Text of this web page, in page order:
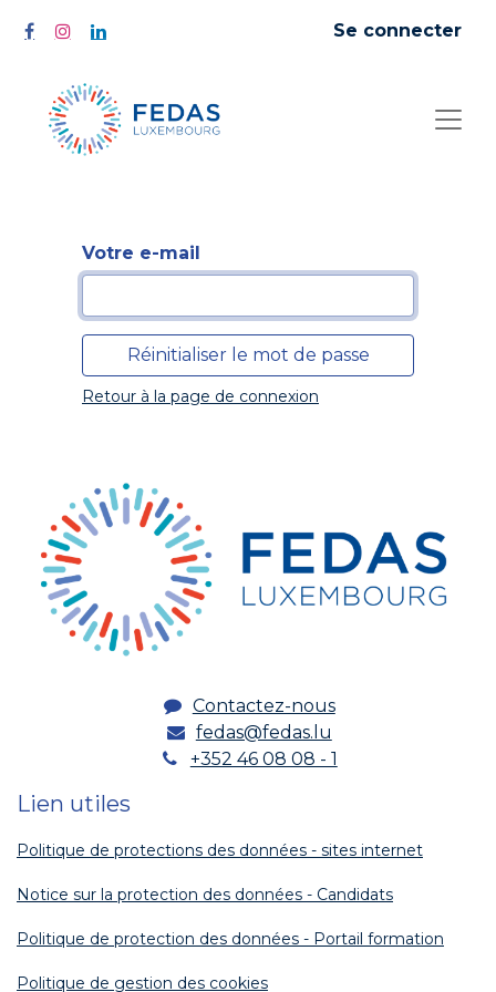
Se connecter
Votre e-mail
Réinitialiser le mot de passe
Retour à la page de connexion
Contactez-nous
fedas@fedas.lu
+352 46 08 08 - 1
Lien utiles
Politique de protections des données - sites internet
Notice sur la protection des données - Candidats
Politique de protection des données - Portail formation
Politique de gestion des cookies